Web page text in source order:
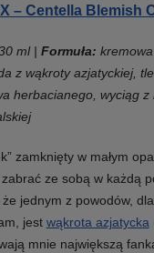
– Centella Blemish
ml | Formuła:
z wąkroty azjatyckiej,
herbacianego, wyciąg z
zamknięty w małym
ze sobą w każdą
jednym z powodów,
jest wąkrota azjatycka
mnie największą